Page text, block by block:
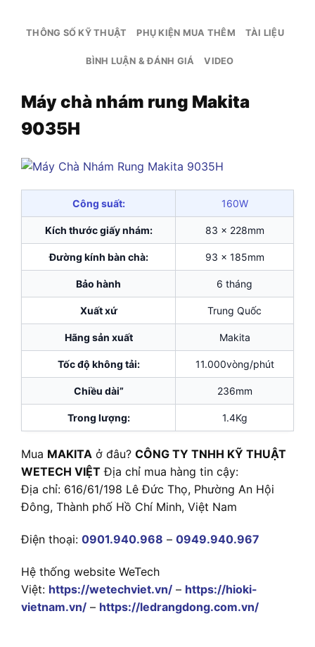
THÔNG SỐ KỸ THUẬT PHỤ KIỆN MUA THÊM TÀI LIỆU
BÌNH LUẬN & ĐÁNH GIÁ VIDEO
Máy chà nhám rung Makita
9035H
Công suất: 160W
Kích thước giấy nhám: 83 x 228mm
Đường kính bàn chà: 93 x 185mm
Bảo hành 6 tháng
Xuất xứ Trung Quốc
Hãng sản xuất Makita
Tốc độ không tải: 11.000vòng/phút
Chiều dài” 236mm
Trong lượng: 1.4Kg
Mua MAKITA ở đâu? CÔNG TY TNHH KỸ THUẬT
WETECH VIỆT Địa chỉ mua hàng tin cậy:
Địa chỉ: 616/61/198 Lê Đức Thọ, Phường An Hội
Đông, Thành phố Hồ Chí Minh, Việt Nam
Điện thoại: 0901.940.968 – 0949.940.967
Hệ thống website WeTech
Việt: https://wetechviet.vn/ – https://hioki-
vietnam.vn/ – https://ledrangdong.com.vn/